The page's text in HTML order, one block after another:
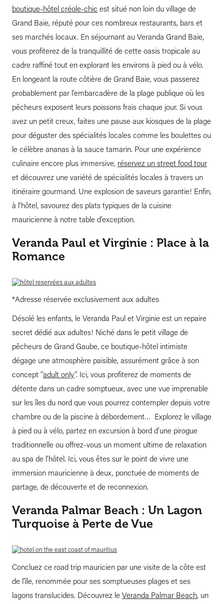
boutique-hôtel créole-chic est situé non loin du village de
Grand Baie, réputé pour ces nombreux restaurants, bars et
ses marchés locaux. En séjournant au Veranda Grand Baie,
vous profiterez de la tranquillité de cette oasis tropicale au
cadre raffiné tout en explorant les environs à pied ou à vélo.
En longeant la route côtière de Grand Baie, vous passerez
probablement par l’embarcadère de la plage publique où les
pêcheurs exposent leurs poissons frais chaque jour. Si vous
avez un petit creux, faites une pause aux kiosques de la plage
pour déguster des spécialités locales comme les boulettes ou
le célèbre ananas à la sauce tamarin. Pour une expérience
culinaire encore plus immersive, réservez un street food tour
et découvrez une variété de spécialités locales à travers un
itinéraire gourmand. Une explosion de saveurs garantie! Enfin,
à l’hôtel, savourez des plats typiques de la cuisine
mauricienne à notre table d’exception.
Veranda Paul et Virginie : Place à la
Romance
*Adresse réservée exclusivement aux adultes
Désolé les enfants, le Veranda Paul et Virginie est un repaire
secret dédié aux adultes! Niché dans le petit village de
pêcheurs de Grand Gaube, ce boutique-hôtel intimiste
dégage une atmosphère paisible, assurément grâce à son
concept ‘’adult only’’. Ici, vous profiterez de moments de
détente dans un cadre somptueux, avec une vue imprenable
sur les îles du nord que vous pourrez contempler depuis votre
chambre ou de la piscine à débordement… Explorez le village
à pied ou à vélo, partez en excursion à bord d’une pirogue
traditionnelle ou offrez-vous un moment ultime de relaxation
au spa de l’hôtel. Ici, vous êtes sur le point de vivre une
immersion mauricienne à deux, ponctuée de moments de
partage, de découverte et de reconnexion.
Veranda Palmar Beach : Un Lagon
Turquoise à Perte de Vue
Concluez ce road trip mauricien par une visite de la côte est
de l’île, renommée pour ses somptueuses plages et ses
lagons translucides. Découvrez le Veranda Palmar Beach, un